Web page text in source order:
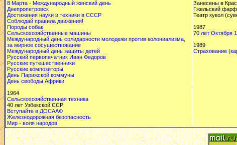
8 Марта - Международный женский день
Днепропетровск
Достижения науки и техники в СССР
Соблюдай правила движения!
Породы собак
Сельскохозяйственные машины
Международный день солидарности молодежи против колониализма,
за мирное сосуществование
Международный день защиты детей
Русский первопечатник Иван Федоров
Русские путешественники
Русские композиторы
День Парижской коммуны
День свободы Африки
1964
Сельскохозяйственная техника
40 лет Узбекской ССР
Вступайте в ДОСААФ
Железнодорожная безопасность
Мир - воля народов
Занесены в
Гжельский
Театр кукол
1987
70 лет Октября
1989
Страхование